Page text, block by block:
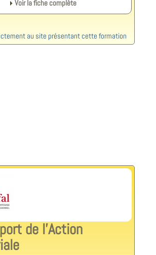
Voir la fiche complète
au site présentant cette formation
de l'Action